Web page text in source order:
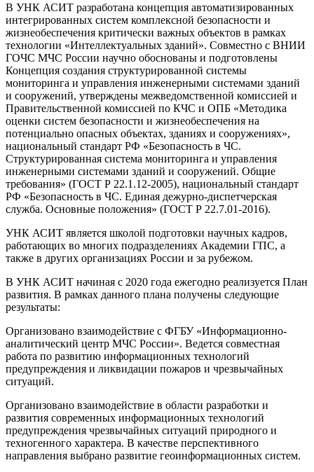
В УНК АСИТ разработана концепция автоматизированных
интегрированных систем комплексной безопасности и
жизнеобеспечения критически важных объектов в рамках
технологии «Интеллектуальных зданий». Совместно с ВНИИ
ГОЧС МЧС России научно обоснованы и подготовлены
Концепция создания структурированной системы
мониторинга и управления инженерными системами зданий
и сооружений, утверждены межведомственной комиссией и
Правительственной комиссией по КЧС и ОПБ «Методика
оценки систем безопасности и жизнеобеспечения на
потенциально опасных объектах, зданиях и сооружениях»,
национальный стандарт РФ «Безопасность в ЧС.
Структурированная система мониторинга и управления
инженерными системами зданий и сооружений. Общие
требования» (ГОСТ Р 22.1.12-2005), национальный стандарт
РФ «Безопасность в ЧС. Единая дежурно-диспетчерская
служба. Основные положения» (ГОСТ Р 22.7.01-2016).
УНК АСИТ является школой подготовки научных кадров,
работающих во многих подразделениях Академии ГПС, а
также в других организациях России и за рубежом.
В УНК АСИТ начиная с 2020 года ежегодно реализуется План
развития. В рамках данного плана получены следующие
результаты:
Организовано взаимодействие с ФГБУ «Информационно-
аналитический центр МЧС России». Ведется совместная
работа по развитию информационных технологий
предупреждения и ликвидации пожаров и чрезвычайных
ситуаций.
Организовано взаимодействие в области разработки и
развития современных информационных технологий
предупреждения чрезвычайных ситуаций природного и
техногенного характера. В качестве перспективного
направления выбрано развитие геоинформационных систем.